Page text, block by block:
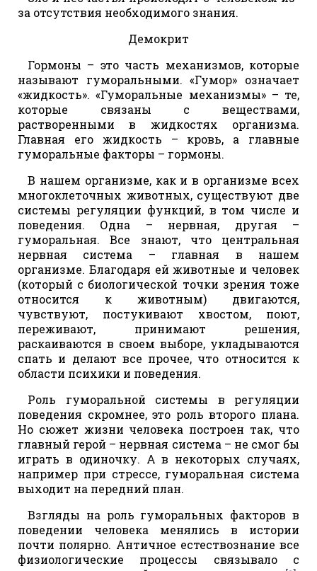
за отсутствия необходимого знания.
Демокрит
Гормоны – это часть механизмов, которые
называют гуморальными. «Гумор» означает
«жидкость». «Гуморальные механизмы» – те,
которые связаны с веществами,
растворенными в жидкостях организма.
Главная его жидкость – кровь, а главные
гуморальные факторы – гормоны.
В нашем организме, как и в организме всех
многоклеточных животных, существуют две
системы регуляции функций, в том числе и
поведения. Одна – нервная, другая –
гуморальная. Все знают, что центральная
нервная система – главная в нашем
организме. Благодаря ей животные и человек
(который с биологической точки зрения тоже
относится к животным) двигаются,
чувствуют, постукивают хвостом, поют,
переживают, принимают решения,
раскаиваются в своем выборе, укладываются
спать и делают все прочее, что относится к
области психики и поведения.
Роль гуморальной системы в регуляции
поведения скромнее, это роль второго плана.
Но сюжет жизни человека построен так, что
главный герой – нервная система – не смог бы
играть в одиночку. А в некоторых случаях,
например при стрессе, гуморальная система
выходит на передний план.
Взгляды на роль гуморальных факторов в
поведении человека менялись в истории
почти полярно. Античное естествознание все
физиологические процессы связывало с